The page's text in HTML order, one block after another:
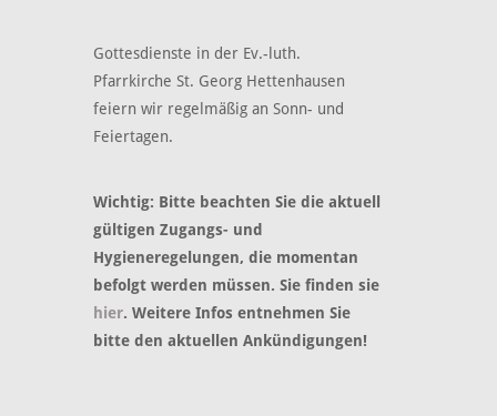
Gottesdienste in der Ev.-luth.
Pfarrkirche St. Georg Hettenhausen
feiern wir regelmäßig an Sonn- und
Feiertagen.
Wichtig: Bitte beachten Sie die aktuell
gültigen Zugangs- und
Hygieneregelungen, die momentan
befolgt werden müssen. Sie finden sie
hier. Weitere Infos entnehmen Sie
bitte den aktuellen Ankündigungen!